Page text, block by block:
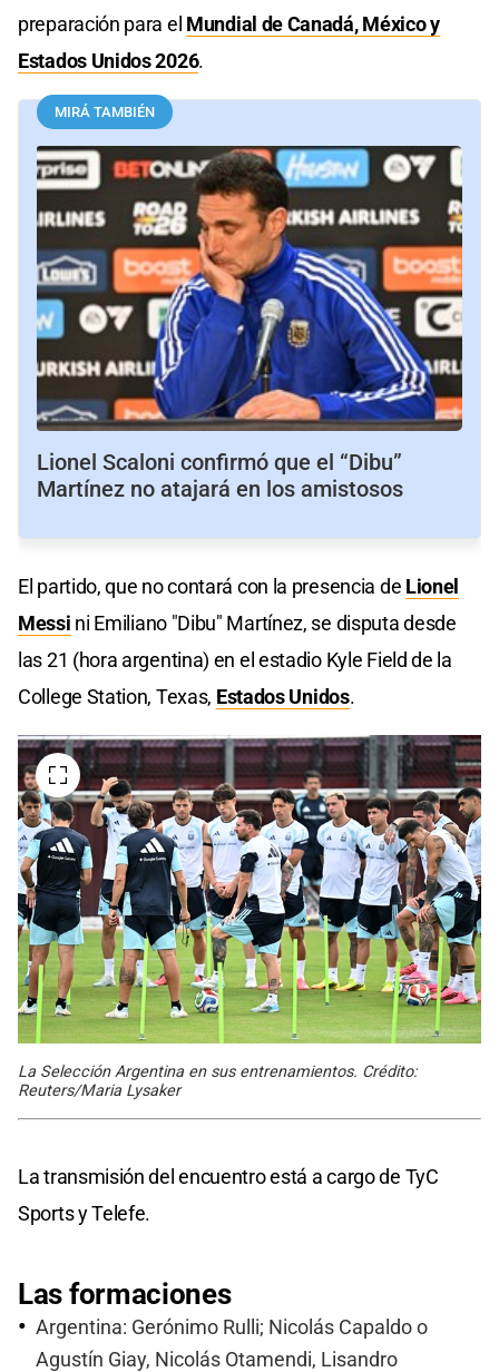
preparación para el Mundial de Canadá, México y
Estados Unidos 2026.
MIRÁ TAMBIÉN
Lionel Scaloni confirmó que el “Dibu”
Martínez no atajará en los amistosos
El partido, que no contará con la presencia de Lionel
Messi ni Emiliano "Dibu" Martínez, se disputa desde
las 21 (hora argentina) en el estadio Kyle Field de la
College Station, Texas, Estados Unidos.
La Selección Argentina en sus entrenamientos. Crédito:
Reuters/Maria Lysaker
La transmisión del encuentro está a cargo de TyC
Sports y Telefe.
Las formaciones
Argentina: Gerónimo Rulli; Nicolás Capaldo o
Agustín Giay, Nicolás Otamendi, Lisandro